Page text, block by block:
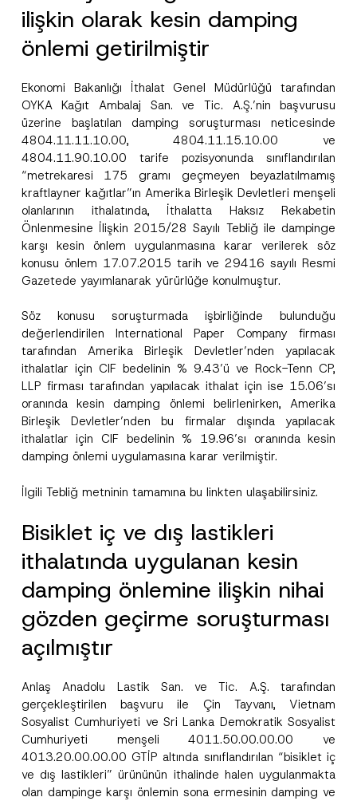
ilişkin olarak kesin damping
önlemi getirilmiştir
Ekonomi Bakanlığı İthalat Genel Müdürlüğü tarafından
OYKA Kağıt Ambalaj San. ve Tic. A.Ş.’nin başvurusu
üzerine başlatılan damping soruşturması neticesinde
4804.11.11.10.00, 4804.11.15.10.00 ve
4804.11.90.10.00 tarife pozisyonunda sınıflandırılan
“metrekaresi 175 gramı geçmeyen beyazlatılmamış
kraftlayner kağıtlar”ın Amerika Birleşik Devletleri menşeli
olanlarının ithalatında, İthalatta Haksız Rekabetin
Önlenmesine İlişkin 2015/28 Sayılı Tebliğ ile dampinge
karşı kesin önlem uygulanmasına karar verilerek söz
konusu önlem 17.07.2015 tarih ve 29416 sayılı Resmi
Gazetede yayımlanarak yürürlüğe konulmuştur.
Söz konusu soruşturmada işbirliğinde bulunduğu
değerlendirilen International Paper Company firması
tarafından Amerika Birleşik Devletler’nden yapılacak
ithalatlar için CIF bedelinin % 9.43’ü ve Rock-Tenn CP,
LLP firması tarafından yapılacak ithalat için ise 15.06’sı
oranında kesin damping önlemi belirlenirken, Amerika
Birleşik Devletler’nden bu firmalar dışında yapılacak
ithalatlar için CIF bedelinin % 19.96’sı oranında kesin
damping önlemi uygulamasına karar verilmiştir.
İlgili Tebliğ metninin tamamına bu linkten ulaşabilirsiniz.
Bisiklet iç ve dış lastikleri
ithalatında uygulanan kesin
damping önlemine ilişkin nihai
gözden geçirme soruşturması
açılmıştır
Anlaş Anadolu Lastik San. ve Tic. A.Ş. tarafından
gerçekleştirilen başvuru ile Çin Tayvanı, Vietnam
Sosyalist Cumhuriyeti ve Sri Lanka Demokratik Sosyalist
Cumhuriyeti menşeli 4011.50.00.00.00 ve
4013.20.00.00.00 GTİP altında sınıflandırılan “bisiklet iç
ve dış lastikleri” ürününün ithalinde halen uygulanmakta
olan dampinge karşı önlemin sona ermesinin damping ve